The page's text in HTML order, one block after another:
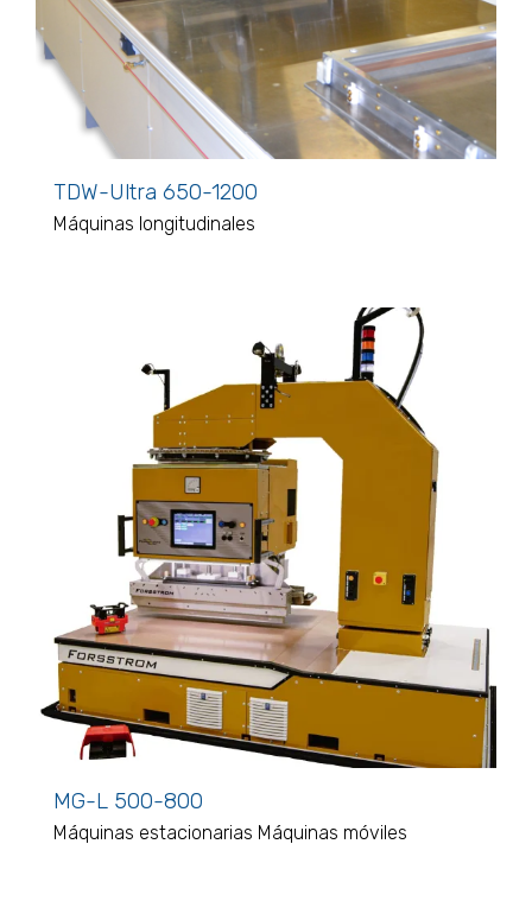
TDW-Ultra 650-1200
Máquinas longitudinales
MG-L 500-800
Máquinas estacionarias Máquinas móviles